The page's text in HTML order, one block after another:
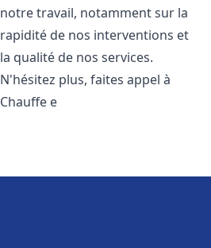
notre travail, notamment sur la
rapidité de nos interventions et
la qualité de nos services.
N'hésitez plus, faites appel à
Chauffe e